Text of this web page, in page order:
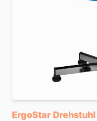
ErgoStar